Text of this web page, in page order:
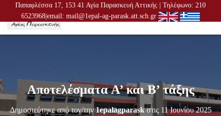
Παπαφλέσσα 17, 153 41 Αγία Παρασκευή Αττικής | Τηλέφωνο: 210
6523968|email: mail@1epal-ag-parask.att.sch.gr
Ν
Ή
Π
Λ
Αποτελέσματα Α’ και Β’ τάξης
Δημοσιεύτηκε από τον/την1epalagparaskστις 11 Ιουνίου 2025